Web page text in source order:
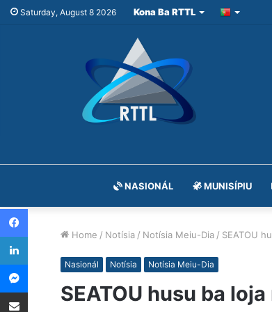
Saturday, August 8 2026 Kona Ba RTTL
NASIONÁL MUNISÍPIU
Home / Notísia / Notísia Meiu-Dia / SEATOU
Nasionál Notísia Notísia Meiu-Dia
SEATOU husu ba
Facebook
LinkedIn
Messenger